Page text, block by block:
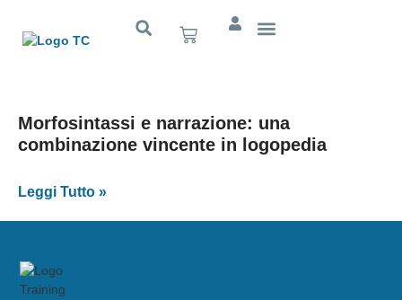
Morfosintassi e narrazione: una
combinazione vincente in logopedia
Leggi Tutto »